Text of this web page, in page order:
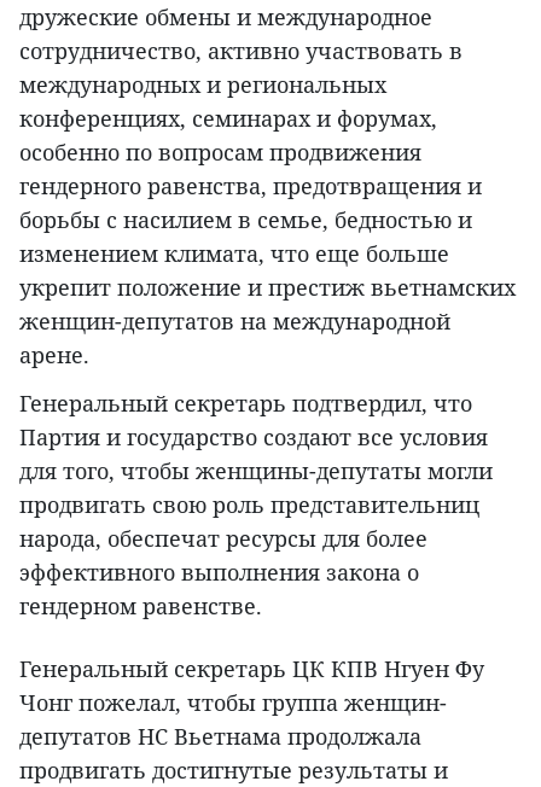
дружеские обмены и международное
сотрудничество, активно участвовать в
международных и региональных
конференциях, семинарах и форумах,
особенно по вопросам продвижения
гендерного равенства, предотвращения и
борьбы с насилием в семье, бедностью и
изменением климата, что еще больше
укрепит положение и престиж вьетнамских
женщин-депутатов на международной
арене.
Генеральный секретарь подтвердил, что
Партия и государство создают все условия
для того, чтобы женщины-депутаты могли
продвигать свою роль представительниц
народа, обеспечат ресурсы для более
эффективного выполнения закона о
гендерном равенстве.
Генеральный секретарь ЦК КПВ Нгуен Фу
Чонг пожелал, чтобы группа женщин-
депутатов НС Вьетнама продолжала
продвигать достигнутые результаты и